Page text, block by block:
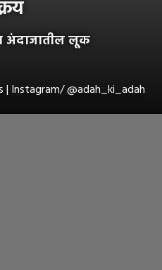
अंदाजातील लूक
| Instagram/ @adah_ki_adah